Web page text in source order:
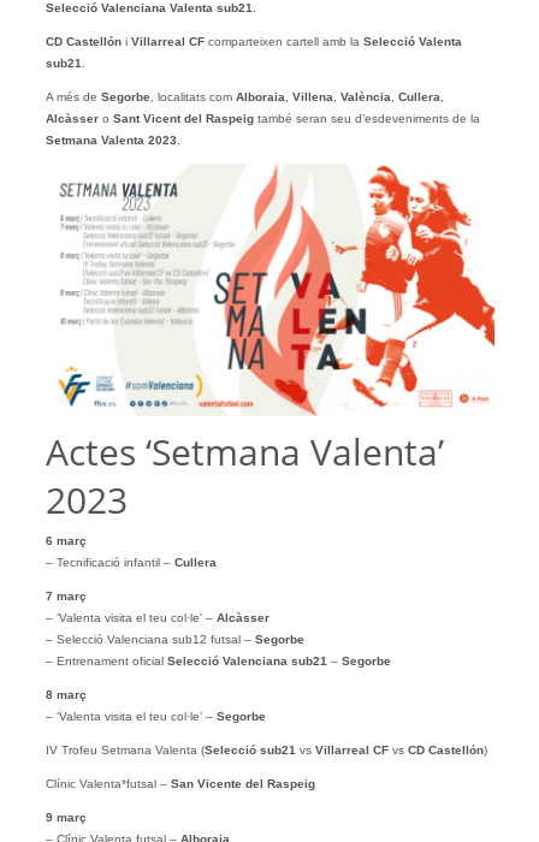
Selecció Valenciana Valenta sub21.
CD Castellón i Villarreal CFcomparteixen cartell amb la Selecció Valenta
sub21.
A més de Segorbe, localitats com Alboraia, Villena, València, Cullera,
Alcàsser o Sant Vicent del Raspeigtambé seran seu d’esdeveniments de la
Setmana Valenta 2023.
Actes ‘Setmana Valenta’
2023
6 març
– Tecnificació infantil – Cullera
7 març
– ‘Valenta visita el teu col·le’ – Alcàsser
– Selecció Valenciana sub12 futsal – Segorbe
– Entrenament oficial Selecció Valenciana sub21 – Segorbe
8 març
– ‘Valenta visita el teu col·le’ – Segorbe
IV Trofeu Setmana Valenta (Selecció sub21 vs Villarreal CFvs CD Castellón)
Clínic Valenta*futsal – San Vicente del Raspeig
9 març
– Clínic Valenta futsal – Alboraia